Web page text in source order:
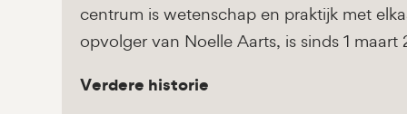
centrum is wetenschap en praktijk met
opvolger van Noelle Aarts, is sinds 1
Verdere historie